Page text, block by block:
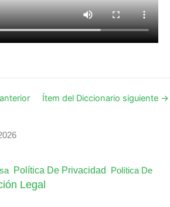
Ítem del Diccionario siguiente →
Política De Privacidad
Política De
Legal